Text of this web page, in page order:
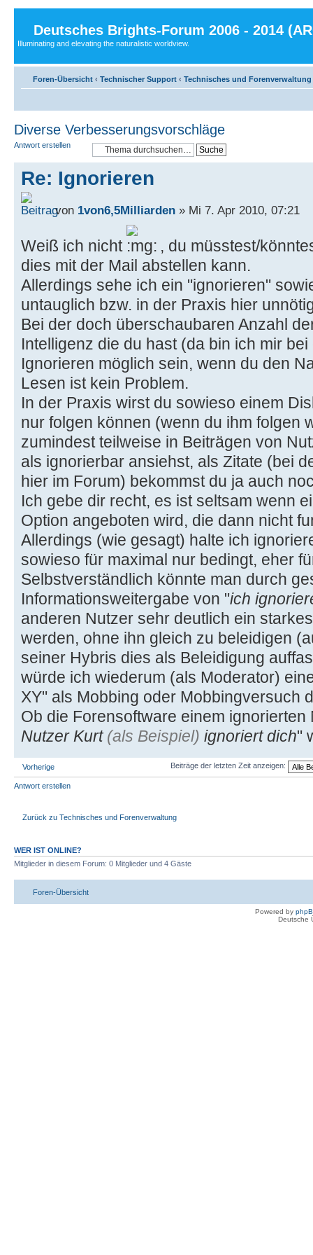
Deutsches Brights-Forum 2006 - 2014
Illuminating and elevating the naturalistic worldview.
Foren-Übersicht ‹ Technischer Support ‹ Technisches und Forenverwaltung
Diverse Verbesserungsvorschläge
Antwort erstellen
Re: Ignorieren
von 1von6,5Milliarden » Mi 7. Apr 2010, 07:21
Weiß ich nicht
, du müsstest/
dies mit der Mail abstellen kann.
Allerdings sehe ich ein "ignorieren"
untauglich bzw. in der Praxis hier
Bei der doch überschaubaren Anzahl
Intelligenz die du hast (da bin ich mir
Ignorieren möglich sein, wenn du den
Lesen ist kein Problem.
In der Praxis wirst du sowieso einem
nur folgen können (wenn du ihm folgen
zumindest teilweise in Beiträgen von
als ignorierbar ansiehst, als Zitate (bei
hier im Forum) bekommst du ja auch
Ich gebe dir recht, es ist seltsam wenn
Option angeboten wird, die dann nicht
Allerdings (wie gesagt) halte ich
sowieso für maximal nur bedingt, eher
Selbstverständlich könnte man durch
Informationsweitergabe von "ich
anderen Nutzer sehr deutlich ein
werden, ohne ihn gleich zu beleidigen
seiner Hybris dies als Beleidigung
würde ich wiederum (als Moderator)
XY" als Mobbing oder Mobbingversuch
Ob die Forensoftware einem ignorierten
Nutzer Kurt (als Beispiel) ignoriert dich"
Vorherige Beiträge der letzten Zeit anzeigen:
Antwort erstellen
Zurück zu Technisches und Forenverwaltung
WER IST ONLINE?
Mitglieder in diesem Forum: 0 Mitglieder und 4 Gäste
Foren-Übersicht
Powered by
Deutsche